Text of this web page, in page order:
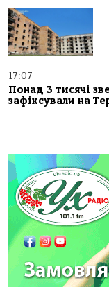
17:07
Понад 3 тисячі
зафіксували на